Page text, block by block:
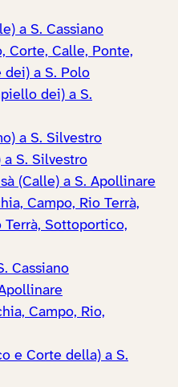
a S. Cassiano
Corte, Calle, Ponte,
a S. Polo
dei) a S.
a S. Silvestro
S. Silvestro
(Calle) a S. Apollinare
Campo, Rio Terrà,
Terrà, Sottoportico,
Cassiano
Campo, Rio,
e Corte della) a S.